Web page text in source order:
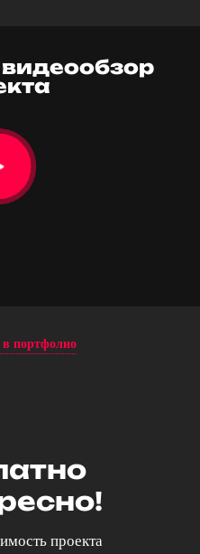
в портфолио
проекта